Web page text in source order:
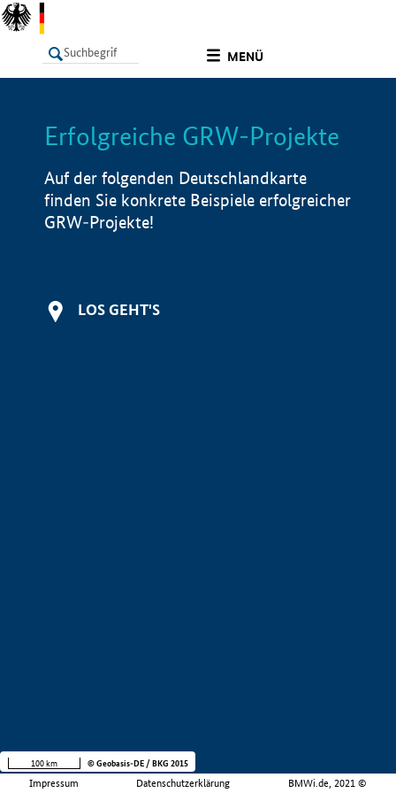
MENÜ
LISTE Info
Erfolgreiche GRW-Projekte
Auf der folgenden Deutschlandkarte
finden Sie konkrete Beispiele erfolgreicher
GRW-Projekte!
LOS GEHT'S
Impressum Datenschutzerklärung BMWi.de, 2021 ©
100 km © Geobasis-DE / BKG 2015